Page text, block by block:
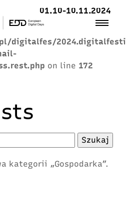
array offset on value of
digitalfes/
on line 172
01.10-10.11.2024
kategorii „Gospodarka”.